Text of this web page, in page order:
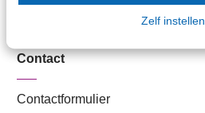
Zelf instellen
Lid worden
Contact
Contactformulier